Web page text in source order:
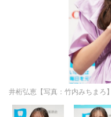
井桁弘恵【写真：竹内みちまろ】